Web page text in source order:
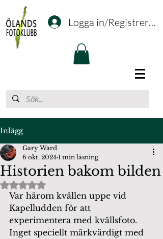
Logga in/Registrering
Inlägg
Historien bakom bilden
Gary Ward
6 okt. 2024 1 min läsning
Betygsatt till NaN av 5 stjärnor.
Var härom kvällen uppe vid
Kapelludden för att
experimentera med kvällsfoto.
Inget speciellt märkvärdigt med